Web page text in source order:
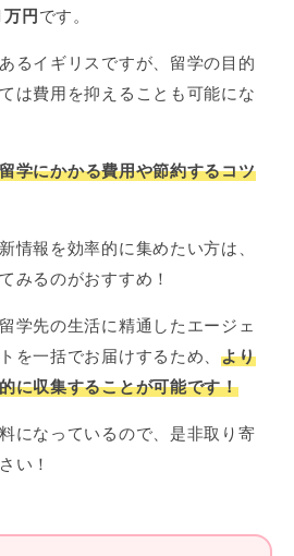
円 です。
るイギリスですが、留学の目的
は費用を抑えることも可能にな
学にかかる費用や節約するコツ
情報を効率的に集めたい方は、
みるのがおすすめ！
学先の生活に精通したエージェ
を一括でお届けするため、より
に収集することが可能です！
になっているので、是非取り寄
い！